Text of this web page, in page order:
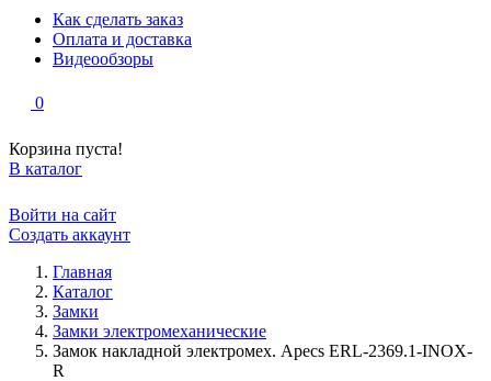
Как сделать заказ
Оплата и доставка
Видеообзоры
0
Корзина пуста!
В каталог
Войти на сайт
Создать аккаунт
Главная
Каталог
Замки
Замки электромеханические
Замок накладной электромех. Apecs ERL-2369.1-INOX-
R